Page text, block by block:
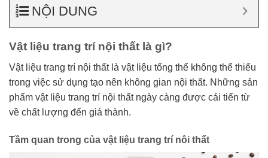
NỘI DUNG
Vật liệu trang trí nội thất là gì?
Vật liệu trang trí nội thất là vật liệu tổng thể không thể thiếu
trong việc sử dụng tạo nên không gian nội thất. Những sản
phẩm vật liệu trang trí nội thất ngày càng được cải tiến từ
về chất lượng đến giá thành.
Tầm quan trong của vật liệu trang trí nôi thất